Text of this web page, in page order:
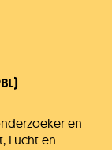
en
Lucht en